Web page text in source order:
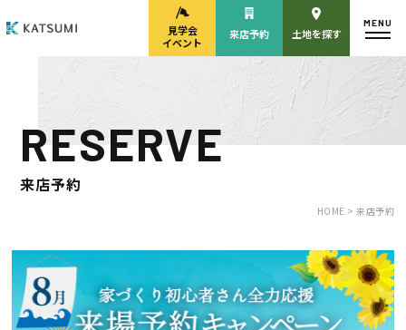
モデルハウス
来場予約
見学会・
イベント来場予約
来店予約 カタログ請求
HOME
見学会
イベント
来店予約 土地を探す
MENU
RESERVE
来店予約
HOME >来店予約